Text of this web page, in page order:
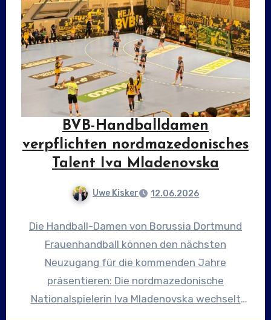
BVB-Handballdamen
verpflichten nordmazedonisches
Talent Iva Mladenovska
Uwe Kisker 12.06.2026
Die Handball-Damen von Borussia Dortmund
Frauenhandball können den nächsten
Neuzugang für die kommenden Jahre
präsentieren: Die nordmazedonische
Nationalspielerin Iva Mladenovska wechselt